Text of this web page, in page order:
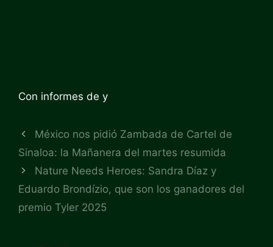
Con informes de y
México nos pidió Zambada de Cartel de
Sinaloa: la Mañanera del martes resumida
Nature Needs Heroes: Sandra Díaz y
Eduardo Brondízio, que son los ganadores del
premio Tyler 2025